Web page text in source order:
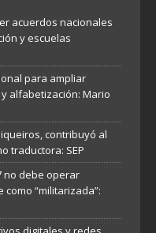
acuerdos nacionales
y escuelas
para ampliar
alfabetización: Mario
contribuyó al
traductora: SEP
no debe operar
“militarizada”: